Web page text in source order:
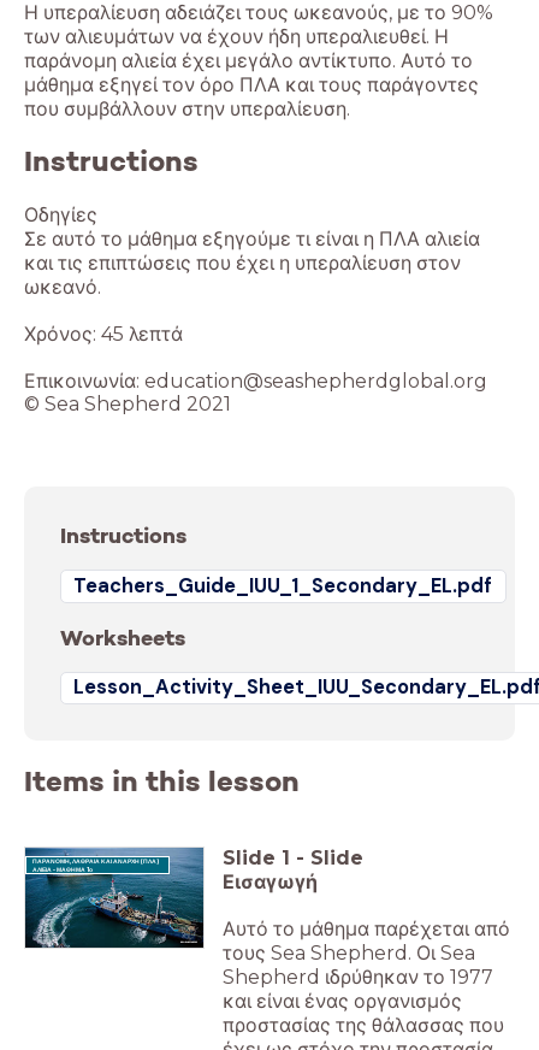
Η υπεραλίευση αδειάζει τους ωκεανούς, με το 90%
των αλιευμάτων να έχουν ήδη υπεραλιευθεί. Η
παράνομη αλιεία έχει μεγάλο αντίκτυπο. Αυτό το
μάθημα εξηγεί τον όρο ΠΛΑ και τους παράγοντες
Instructions
Οδηγίες
Σε αυτό το μάθημα εξηγούμε τι είναι η ΠΛΑ αλιεία
και τις επιπτώσεις που έχει η υπεραλίευση στον
ωκεανό.
Χρόνος: 45 λεπτά
Επικοινωνία: education@seashepherdglobal.org
© Sea Shepherd 2021
Instructions
Teachers_Guide_IUU_1_Secondary_EL.pdf
Worksheets
Items in this lesson
ΠΑΡΑΝΟΜΗ, ΛΑΘΡΑΙΑ ΚΑΙ ΑΝΑΡΧΗ (ΠΛΑ)
ΑΛΙΕΙΑ - ΜΑΘΗΜΑ 1ο
Slide 1 - Slide
Εισαγωγή
Αυτό το μάθημα παρέχεται από
τους Sea Shepherd. Οι Sea
Shepherd ιδρύθηκαν το 1977
και είναι ένας οργανισμός
προστασίας της θάλασσας που